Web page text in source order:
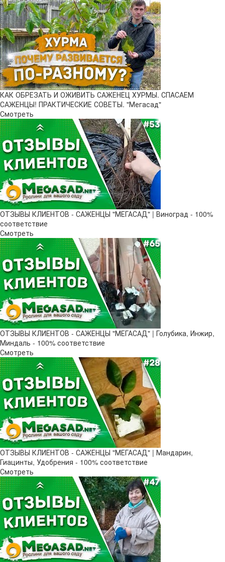
КАК ОБРЕЗАТЬ И ОЖИВИТЬ САЖЕНЕЦ ХУРМЫ. СПАСАЕМ
САЖЕНЦЫ! ПРАКТИЧЕСКИЕ СОВЕТЫ. "Мегасад"
Смотреть
ОТЗЫВЫ КЛИЕНТОВ - САЖЕНЦЫ "МЕГАСАД" | Виноград - 100%
соответствие
Смотреть
ОТЗЫВЫ КЛИЕНТОВ - САЖЕНЦЫ "МЕГАСАД" | Голубика, Инжир,
Миндаль - 100% соответствие
Смотреть
ОТЗЫВЫ КЛИЕНТОВ - САЖЕНЦЫ "МЕГАСАД" | Мандарин,
Гиацинты, Удобрения - 100% соответствие
Смотреть